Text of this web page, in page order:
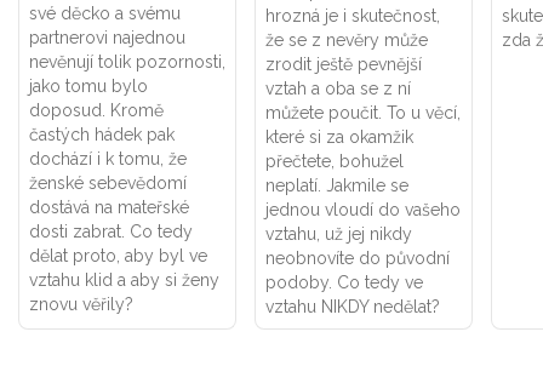
své děcko a svému
partnerovi najednou
nevěnují tolik pozornosti,
jako tomu bylo
doposud. Kromě
častých hádek pak
dochází i k tomu, že
ženské sebevědomí
dostává na mateřské
dosti zabrat. Co tedy
dělat proto, aby byl ve
vztahu klid a aby si ženy
znovu věřily?
hrozná je i skutečnost,
že se z nevěry může
zrodit ještě pevnější
vztah a oba se z ní
můžete poučit. To u věcí,
které si za okamžik
přečtete, bohužel
neplatí. Jakmile se
jednou vloudí do vašeho
vztahu, už jej nikdy
neobnovíte do původní
podoby. Co tedy ve
vztahu NIKDY nedělat?
zda